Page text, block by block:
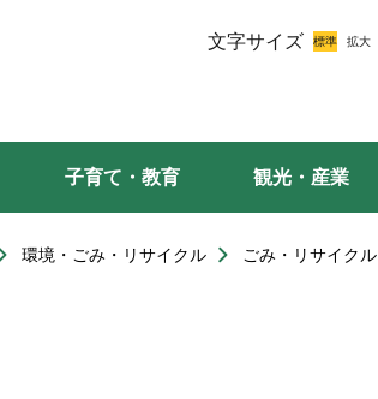
文字サイズ
子育て・教育 観光・産業
環境・ごみ・リサイクル ごみ・リサイクル